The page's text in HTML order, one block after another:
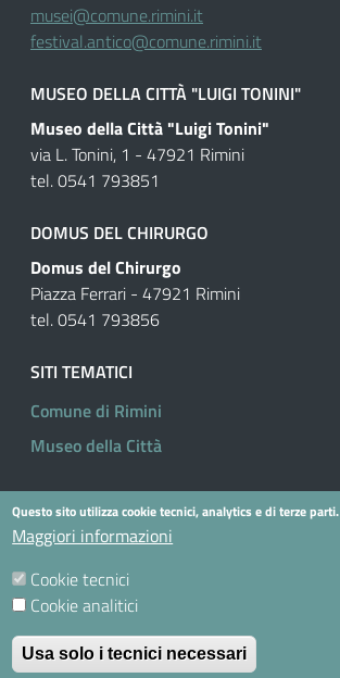
musei@comune.rimini.it
festival.antico@comune.rimini.it
MUSEO DELLA CITTÀ "LUIGI TONINI"
Museo della Città "Luigi Tonini"
via L. Tonini, 1 - 47921 Rimini
tel. 0541 793851
DOMUS DEL CHIRURGO
Domus del Chirurgo
Piazza Ferrari - 47921 Rimini
tel. 0541 793856
SITI TEMATICI
Comune di Rimini
Museo della Città
Small prints
Useful links section
Privacy Policy
Cookie Policy
Contatti
Questo sito utilizza cookie tecnici, analytics e di terze parti.
Maggiori informazioni
Cookie tecnici
Cookie analitici
Usa solo i tecnici necessari